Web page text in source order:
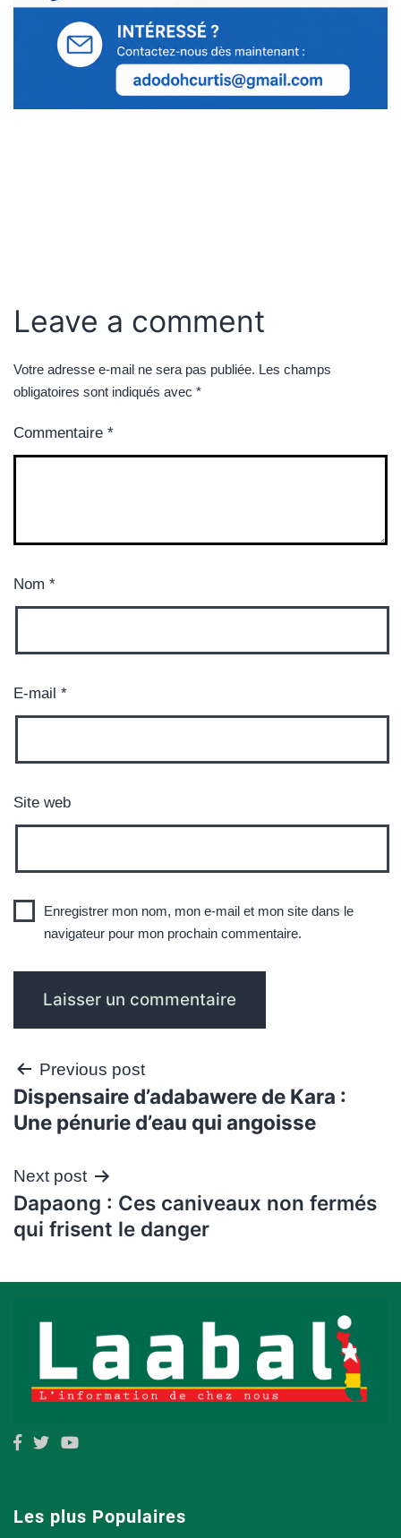
Leave a comment
Votre adresse e-mail ne sera pas publiée. Les champs
obligatoires sont indiqués avec *
Commentaire *
Nom *
E-mail *
Site web
Enregistrer mon nom, mon e-mail et mon site dans le
navigateur pour mon prochain commentaire.
Navigation
de
Previous post
Dispensaire d’adabawere de Kara :
Une pénurie d’eau qui angoisse
Next post
Dapaong : Ces caniveaux non fermés
qui frisent le danger
Les plus Populaires